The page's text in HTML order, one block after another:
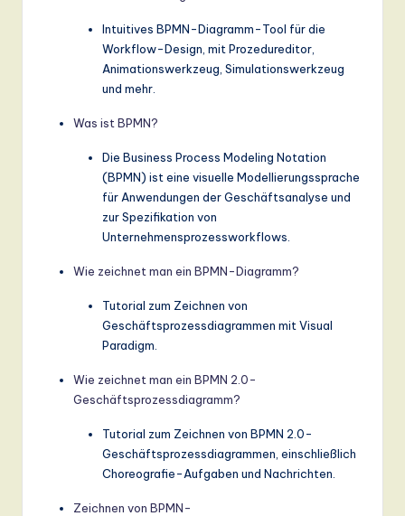
Intuitives BPMN-Diagramm-Tool für die
Workflow-Design, mit Prozedureditor,
Animationswerkzeug, Simulationswerkzeug
und mehr.
Was ist BPMN?
Die Business Process Modeling Notation
(BPMN) ist eine visuelle Modellierungssprache
für Anwendungen der Geschäftsanalyse und
zur Spezifikation von
Unternehmensprozessworkflows.
Wie zeichnet man ein BPMN-Diagramm?
Tutorial zum Zeichnen von
Geschäftsprozessdiagrammen mit Visual
Paradigm.
Wie zeichnet man ein BPMN 2.0-
Geschäftsprozessdiagramm?
Tutorial zum Zeichnen von BPMN 2.0-
Geschäftsprozessdiagrammen, einschließlich
Choreografie-Aufgaben und Nachrichten.
Zeichnen von BPMN-